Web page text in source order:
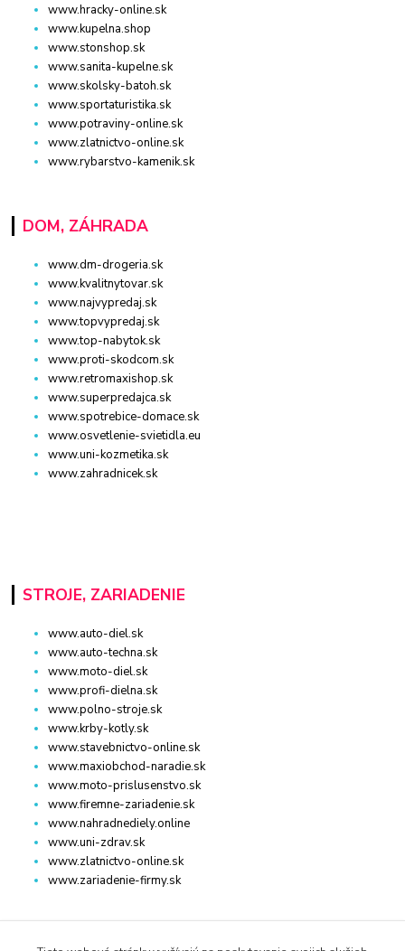
www.hracky-online.sk
www.kupelna.shop
www.stonshop.sk
www.sanita-kupelne.sk
www.skolsky-batoh.sk
www.sportaturistika.sk
www.potraviny-online.sk
www.zlatnictvo-online.sk
www.rybarstvo-kamenik.sk
DOM, ZÁHRADA
www.dm-drogeria.sk
www.kvalitnytovar.sk
www.najvypredaj.sk
www.topvypredaj.sk
www.top-nabytok.sk
www.proti-skodcom.sk
www.retromaxishop.sk
www.superpredajca.sk
www.spotrebice-domace.sk
www.osvetlenie-svietidla.eu
www.uni-kozmetika.sk
www.zahradnicek.sk
STROJE, ZARIADENIE
www.auto-diel.sk
www.auto-techna.sk
www.moto-diel.sk
www.profi-dielna.sk
www.polno-stroje.sk
www.krby-kotly.sk
www.stavebnictvo-online.sk
www.maxiobchod-naradie.sk
www.moto-prislusenstvo.sk
www.firemne-zariadenie.sk
www.nahradnediely.online
www.uni-zdrav.sk
www.zlatnictvo-online.sk
www.zariadenie-firmy.sk
Kontakty